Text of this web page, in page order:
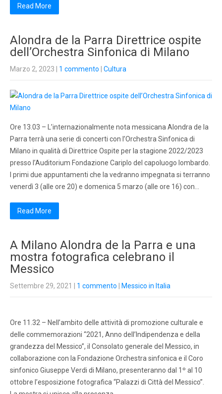
Read More
Alondra de la Parra Direttrice ospite
dell’Orchestra Sinfonica di Milano
Marzo 2, 2023 1 commento Cultura
Ore 13.03 – L’internazionalmente nota messicana Alondra de la
Parra terrà una serie di concerti con l’Orchestra Sinfonica di
Milano in qualità di Direttrice Ospite per la stagione 2022/2023
presso l’Auditorium Fondazione Cariplo del capoluogo lombardo.
I primi due appuntamenti che la vedranno impegnata si terranno
venerdì 3 (alle ore 20) e domenica 5 marzo (alle ore 16) con…
Read More
A Milano Alondra de la Parra e una
mostra fotografica celebrano il
Messico
Settembre 29, 2021 1 commento Messico in Italia
Ore 11.32 – Nell’ambito delle attività di promozione culturale e
delle commemorazioni “2021, Anno dell’Indipendenza e della
grandezza del Messico”, il Consolato generale del Messico, in
collaborazione con la Fondazione Orchestra sinfonica e il Coro
sinfonico Giuseppe Verdi di Milano, presenteranno dal 1º al 10
ottobre l’esposizione fotografica “Palazzi di Città del Messico”.